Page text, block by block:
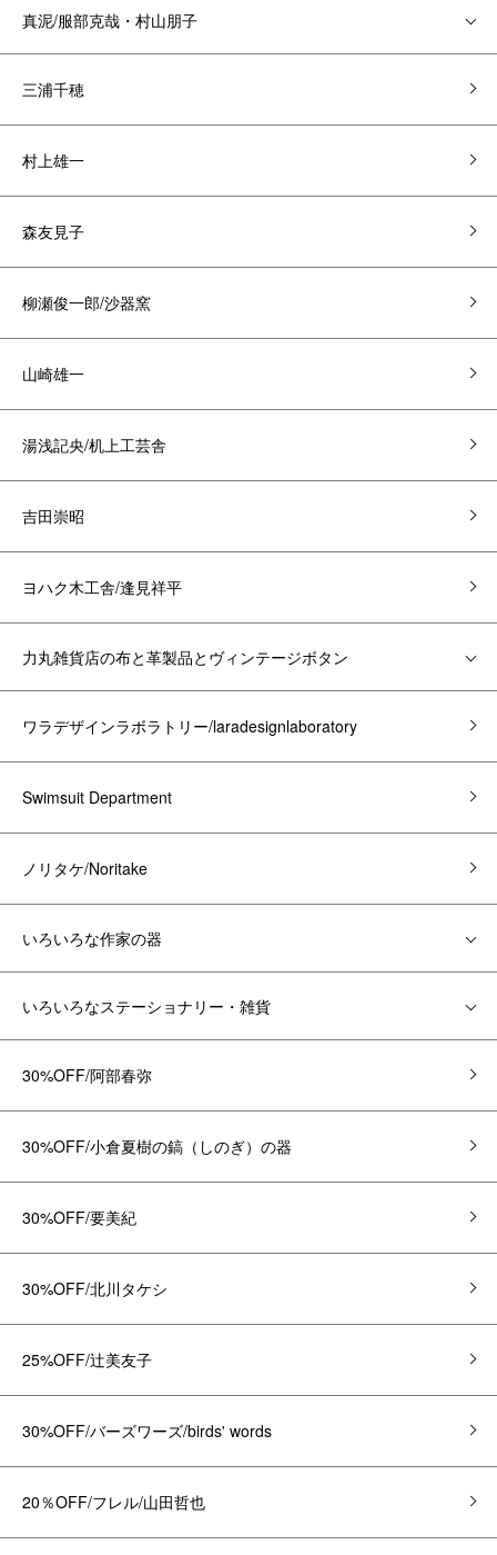
真泥/服部克哉・村山朋子
三浦千穂
村上雄一
森友見子
柳瀬俊一郎/沙器窯
山崎雄一
湯浅記央/机上工芸舎
吉田崇昭
ヨハク木工舎/逢見祥平
力丸雑貨店の布と革製品とヴィンテージボタン
ワラデザインラボラトリー/laradesignlaboratory
Swimsuit Department
ノリタケ/Noritake
いろいろな作家の器
いろいろなステーショナリー・雑貨
30%OFF/阿部春弥
30%OFF/小倉夏樹の鎬（しのぎ）の器
30%OFF/要美紀
30%OFF/北川タケシ
25%OFF/辻美友子
30%OFF/バーズワーズ/birds' words
20％OFF/フレル/山田哲也